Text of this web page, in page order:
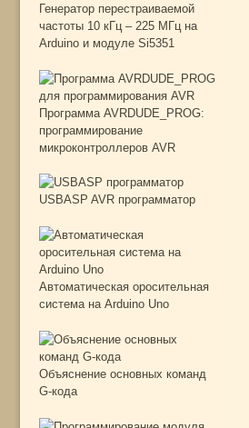
Генератор перестраиваемой
частоты 10 кГц – 225 МГц на
Arduino и модуле Si5351
Программа AVRDUDE_PROG:
программирование
микроконтроллеров AVR
USBASP AVR программатор
Автоматическая оросительная
система на Arduino Uno
Объяснение основных команд
G-кода